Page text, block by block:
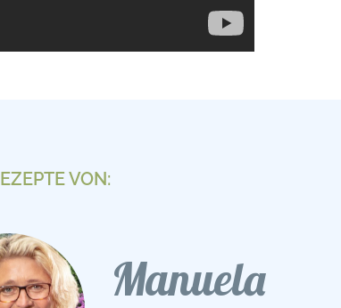
VON:
Manuela